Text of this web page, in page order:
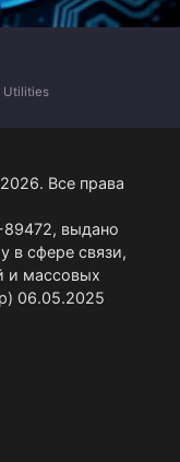
Utilities
Все права
выдано
в сфере связи,
и массовых
06.05.2025